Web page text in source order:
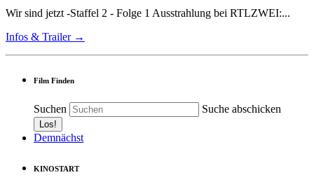
Wir sind jetzt -Staffel 2 - Folge 1 Ausstrahlung bei RTLZWEI:...
Infos & Trailer →
Film Finden
Suchen Suche abschicken
Demnächst
KINOSTART